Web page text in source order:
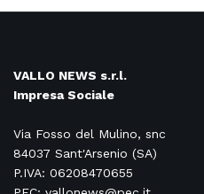
VALLO NEWS s.r.l.
Impresa Sociale
Via Fosso del Mulino, snc
84037 Sant'Arsenio (SA)
P.IVA: 06208470655